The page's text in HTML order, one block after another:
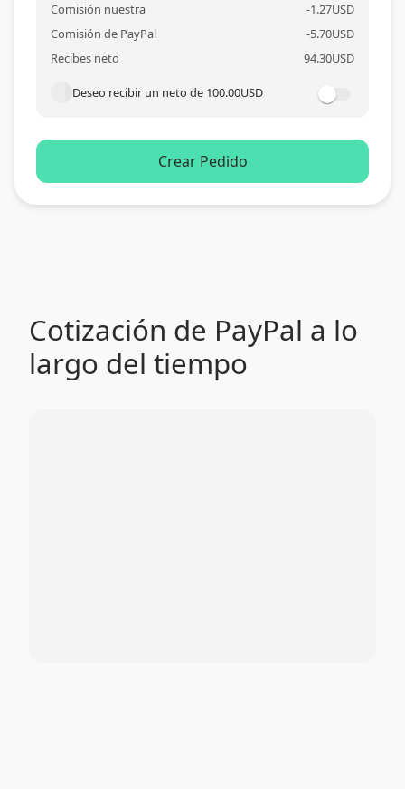
Comisión nuestra -1.27USD
Comisión de PayPal
-5.70USD
Recibes neto
94.30USD
Deseo recibir un neto de 100.00USD
Crear Pedido
Cotización de PayPal a lo
largo del tiempo